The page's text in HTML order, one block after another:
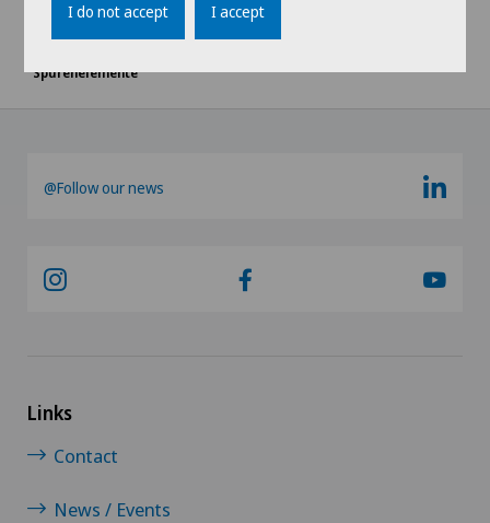
News / Events
Rückblick Publikumsvortrag: Mängel erkennen – Vitamine und
Spurenelemente
@Follow our news
Links
Contact
News / Events
I do not accept I accept